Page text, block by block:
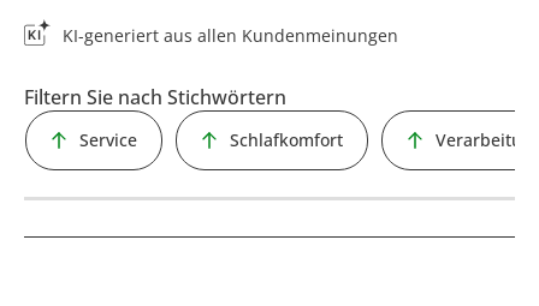
KI-generiert aus allen Kundenmeinungen
Filtern Sie nach Stichwörtern
Service Schlafkomfort